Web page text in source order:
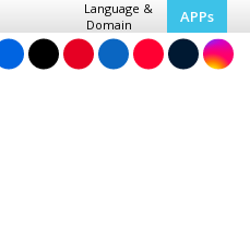
Language &
Domain
APPs